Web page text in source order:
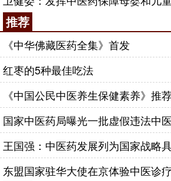
推荐
《中华佛藏医药全集》首发
红枣的5种最佳吃法
《中国公民中医养生保健素养》推
国家中医药局曝光一批虚假违法中
王国强：中医药发展列为国家战略
东盟国家驻华大使在京体验中医诊疗